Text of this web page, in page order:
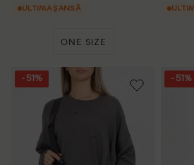
ULTIMA ȘANSĂ
ONE SIZE
- 51% - 51%